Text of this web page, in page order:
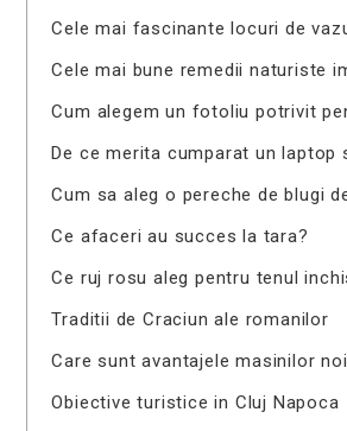
Cele mai fascinante locuri de
Cele mai bune remedii naturiste
Cum alegem un fotoliu potrivit
De ce merita cumparat un laptop
Cum sa aleg o pereche de blugi
Ce afaceri au succes la tara?
Ce ruj rosu aleg pentru tenul
Traditii de Craciun ale romanilor
Care sunt avantajele masinilor
Obiective turistice in Cluj Napoca